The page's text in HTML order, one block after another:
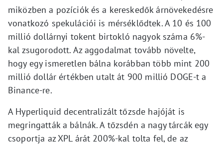
miközben a pozíciók és a kereskedők árnövekedésre
vonatkozó spekulációi is mérséklődtek. A 10 és 100
millió dollárnyi tokent birtokló nagyok száma 6%-
kal zsugorodott. Az aggodalmat tovább növelte,
hogy egy ismeretlen bálna korábban több mint 200
millió dollár értékben utalt át 900 millió DOGE-t a
Binance-re.
A Hyperliquid decentralizált tőzsde hajóját is
megringatták a bálnák. A tőzsdén a nagy tárcák egy
csoportja az XPL árát 200%-kal tolta fel, de az